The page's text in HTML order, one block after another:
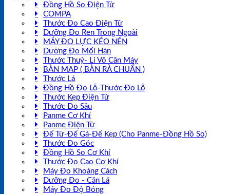
Đồng Hồ So Điện Tử
COMPA
Thước Đo Cao Điện Tử
Dưỡng Đo Ren Trong Ngoài
MÁY ĐO LỰC KÉO NÉN
Dưỡng Đo Mối Hàn
Thước Thuỷ- Li Vô Cân Máy
BÀN MAP ( BÀN RÀ CHUẨN )
Thước Lá
Đồng Hồ Đo Lỗ-Thước Đo Lỗ
Thước Kẹp Điện Tử
Thước Đo Sâu
Panme Cơ Khí
Panme Điện Tử
Đế Từ-Đế Gá-Đế Kẹp (Cho Panme-Đồng Hồ So)
Thước Đo Góc
Đồng Hồ So Cơ Khí
Thước Đo Cao Cơ Khí
Máy Đo Khoảng Cách
Dưỡng Đo - Căn Lá
Máy Đo Độ Bóng